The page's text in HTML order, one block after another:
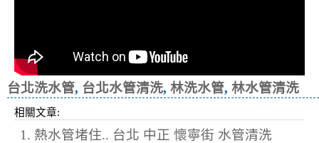
台北洗水管, 台北水管清洗, 林洗水管, 林水管清洗
相關文章:
1. 熱水管堵住.. 台北 中正 懷寧街 水管清洗